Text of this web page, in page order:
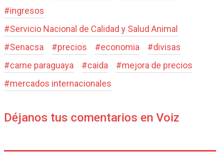
#ingresos
#Servicio Nacional de Calidad y Salud Animal
#Senacsa #precios #economia #divisas
#carne paraguaya #caida #mejora de precios
#mercados internacionales
Déjanos tus comentarios en Voiz